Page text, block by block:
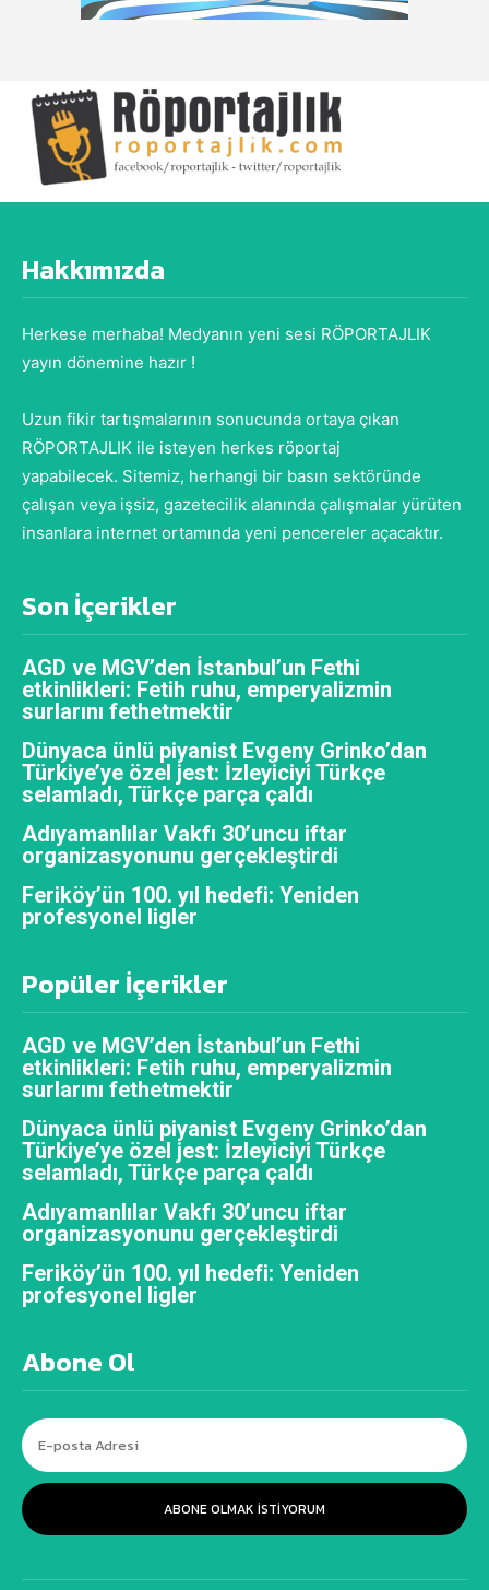
Hakkımızda
Herkese merhaba! Medyanın yeni sesi RÖPORTAJLIK
yayın dönemine hazır !
Uzun fikir tartışmalarının sonucunda ortaya çıkan
RÖPORTAJLIK ile isteyen herkes röportaj
yapabilecek. Sitemiz, herhangi bir basın sektöründe
çalışan veya işsiz, gazetecilik alanında çalışmalar yürüten
insanlara internet ortamında yeni pencereler açacaktır.
Son İçerikler
AGD ve MGV’den İstanbul’un Fethi
etkinlikleri: Fetih ruhu, emperyalizmin
surlarını fethetmektir
Dünyaca ünlü piyanist Evgeny Grinko’dan
Türkiye’ye özel jest: İzleyiciyi Türkçe
selamladı, Türkçe parça çaldı
Adıyamanlılar Vakfı 30’uncu iftar
organizasyonunu gerçekleştirdi
Feriköy’ün 100. yıl hedefi: Yeniden
profesyonel ligler
Popüler İçerikler
AGD ve MGV’den İstanbul’un Fethi
etkinlikleri: Fetih ruhu, emperyalizmin
surlarını fethetmektir
Dünyaca ünlü piyanist Evgeny Grinko’dan
Türkiye’ye özel jest: İzleyiciyi Türkçe
selamladı, Türkçe parça çaldı
Adıyamanlılar Vakfı 30’uncu iftar
organizasyonunu gerçekleştirdi
Feriköy’ün 100. yıl hedefi: Yeniden
profesyonel ligler
Abone Ol
ABONE OLMAK ISTIYORUM